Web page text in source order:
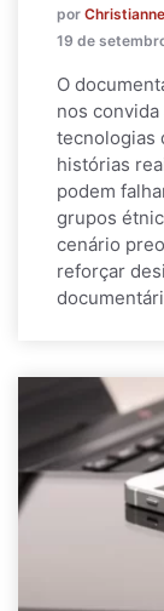
por
19 de
O
nos
tecnologias
histórias
podem
grupos
cenário
reforçar